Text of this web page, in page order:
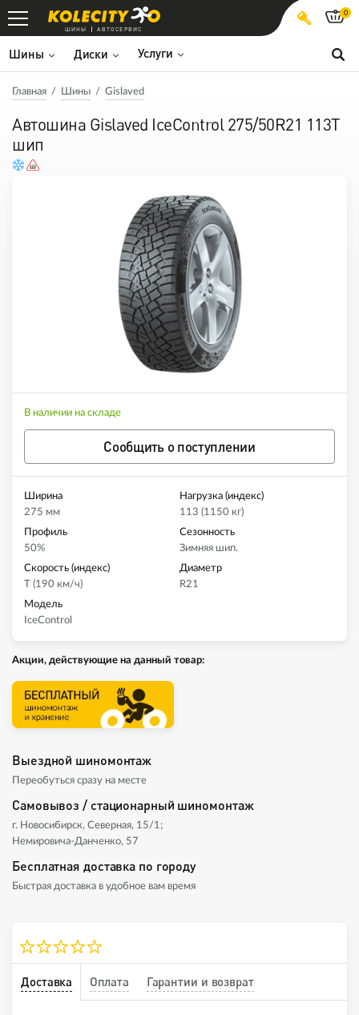
ШИНЫ АВТОСЕРВИС
Шины Диски Услуги
0
Главная Шины Gislaved
Автошина Gislaved IceControl 275/50R21 113T
шип
В наличии на складе
Сообщить о поступлении
Ширина
275 мм
Нагрузка (индекс)
113 (1150 кг)
Профиль
50%
Сезонность
Зимняя шип.
Скорость (индекс)
T (190 км/ч)
Диаметр
R21
Модель
IceControl
Акции, действующие на данный товар:
Выездной шиномонтаж
Переобуться сразу на месте
Самовывоз / стационарный шиномонтаж
г. Новосибирск, Северная, 15/1;
Немировича-Данченко, 57
Бесплатная доставка по городу
Быстрая доставка в удобное вам время
Доставка Оплата Гарантии и возврат